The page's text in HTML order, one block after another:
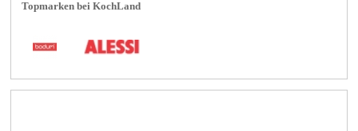
Topmarken bei KochLand